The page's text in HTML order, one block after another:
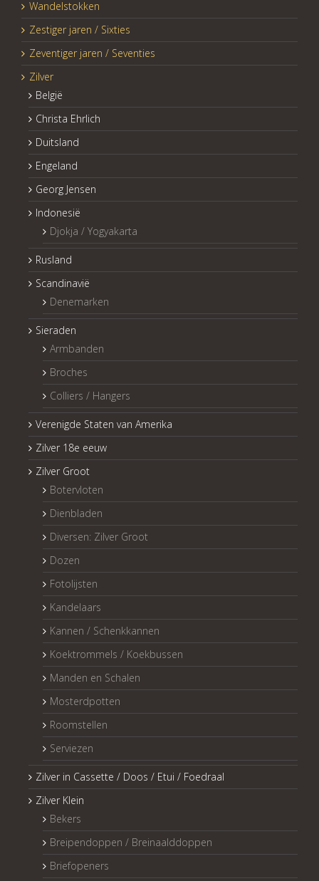
Wandelstokken
Zestiger jaren / Sixties
Zeventiger jaren / Seventies
Zilver
België
Christa Ehrlich
Duitsland
Engeland
Georg Jensen
Indonesië
Djokja / Yogyakarta
Rusland
Scandinavië
Denemarken
Sieraden
Armbanden
Broches
Colliers / Hangers
Verenigde Staten van Amerika
Zilver 18e eeuw
Zilver Groot
Botervloten
Dienbladen
Diversen: Zilver Groot
Dozen
Fotolijsten
Kandelaars
Kannen / Schenkkannen
Koektrommels / Koekbussen
Manden en Schalen
Mosterdpotten
Roomstellen
Serviezen
Zilver in Cassette / Doos / Etui / Foedraal
Zilver Klein
Bekers
Breipendoppen / Breinaalddoppen
Briefopeners